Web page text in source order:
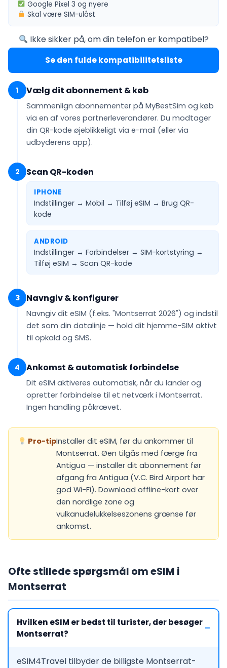
Google Pixel 3 og nyere
Skal væreSIM-ulåst
Ikke sikker på, om din telefon er kompatibel?
Se den fulde kompatibilitetsliste
1 Vælg dit abonnement & køb
Sammenlign abonnementer på MyBestSim og køb
via en af vores partnerleverandører. Du modtager
din QR-kode øjeblikkeligt via e-mail (eller via
udbyderens app).
2 Scan QR-koden
IPHONE
Indstillinger → Mobil → Tilføj eSIM → Brug QR-
kode
ANDROID
Indstillinger → Forbindelser → SIM-kortstyring →
Tilføj eSIM → Scan QR-kode
3 Navngiv & konfigurer
Navngiv dit eSIM (f.eks. "Montserrat 2026") og indstil
det som din datalinje — hold dit hjemme-SIM aktivt
til opkald og SMS.
4 Ankomst & automatisk forbindelse
Dit eSIM aktiveres automatisk, når du lander og
opretter forbindelse til et netværk i Montserrat.
Ingen handling påkrævet.
Pro-tipInstaller dit eSIM, før du ankommer til
Montserrat. Øen tilgås med færge fra
Antigua — installer dit abonnement før
afgang fra Antigua (V.C. Bird Airport har
god Wi-Fi). Download offline-kort over
den nordlige zone og
vulkanudelukkelseszonens grænse før
ankomst.
Ofte stillede spørgsmål om eSIM i
Montserrat
Hvilken eSIM er bedst til turister, der besøger
Montserrat?
eSIM4Travel tilbyder de billigste Montserrat-